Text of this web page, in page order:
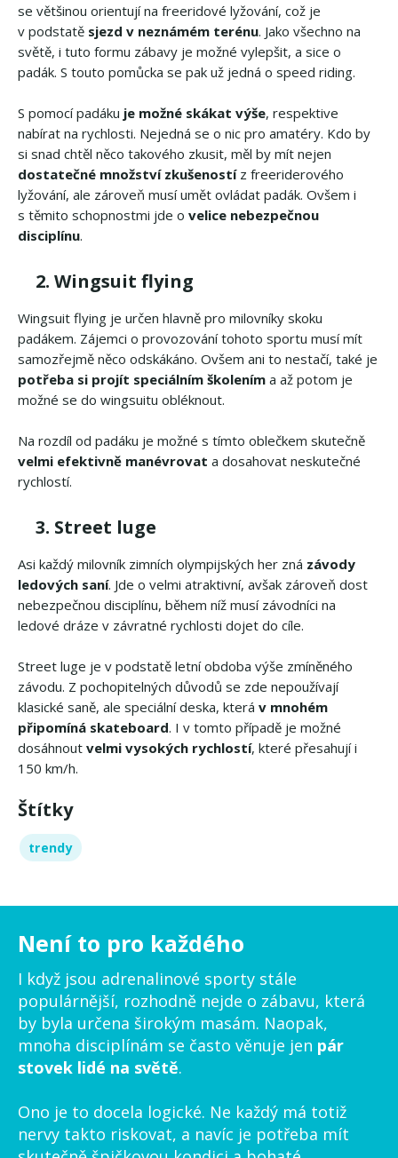
se většinou orientují na freeridové lyžování, což je
v podstatě sjezd v neznámém terénu. Jako všechno na
světě, i tuto formu zábavy je možné vylepšit, a sice o
padák. S touto pomůcka se pak už jedná o speed riding.
S pomocí padáku je možné skákat výše, respektive
nabírat na rychlosti. Nejedná se o nic pro amatéry. Kdo by
si snad chtěl něco takového zkusit, měl by mít nejen
dostatečné množství zkušenostíz freeriderového
lyžování, ale zároveň musí umět ovládat padák. Ovšem i
s těmito schopnostmi jde o velice nebezpečnou
disciplínu.
2. Wingsuit flying
Wingsuit flying je určen hlavně pro milovníky skoku
padákem. Zájemci o provozování tohoto sportu musí mít
samozřejmě něco odskákáno. Ovšem ani to nestačí, také je
potřeba si projít speciálním školením a až potom je
možné se do wingsuitu obléknout.
Na rozdíl od padáku je možné s tímto oblečkem skutečně
velmi efektivně manévrovat a dosahovat neskutečné
rychlostí.
3. Street luge
Asi každý milovník zimních olympijských her zná závody
ledových saní. Jde o velmi atraktivní, avšak zároveň dost
nebezpečnou disciplínu, během níž musí závodníci na
ledové dráze v závratné rychlosti dojet do cíle.
Street luge je v podstatě letní obdoba výše zmíněného
závodu. Z pochopitelných důvodů se zde nepoužívají
klasické saně, ale speciální deska, která v mnohém
připomíná skateboard. I v tomto případě je možné
dosáhnout velmi vysokých rychlostí, které přesahují i
150 km/h.
Štítky
trendy
Není to pro každého
I když jsou adrenalinové sporty stále
populárnější, rozhodně nejde o zábavu, která
by byla určena širokým masám. Naopak,
mnoha disciplínám se často věnuje jen pár
stovek lidé na světě.
Ono je to docela logické. Ne každý má totiž
nervy takto riskovat, a navíc je potřeba mít